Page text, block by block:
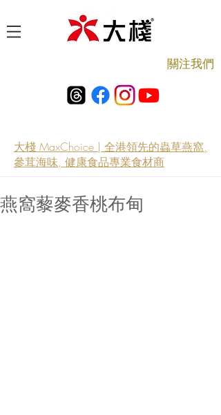
​關注我們
大棧 MaxChoice | 全港領先的蟲草燕窩,
參茸海味, 健康食品專業食材商
燕窩藜麥香桃布甸